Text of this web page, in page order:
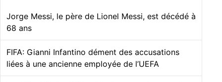
Jorge Messi, le père de Lionel Messi, est décédé à
68 ans
FIFA: Gianni Infantino dément des accusations
liées à une ancienne employée de l’UEFA